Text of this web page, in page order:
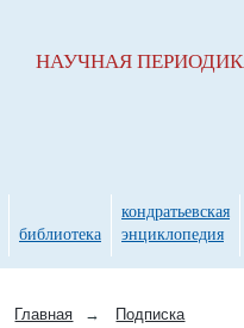
Главная → Подписка
НАУЧНАЯ
библиотека
кондратьевская
энциклопедия